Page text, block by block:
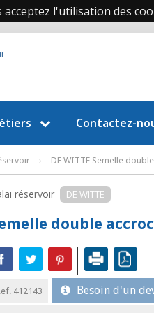
l'utilisation des
Contactez-
› DE WITTE Semelle
réservoir DE WITTE
double
412143 Besoin d'un